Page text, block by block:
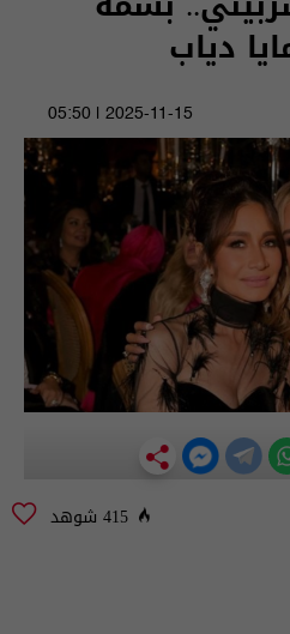
دياب
2025-11-15 | 05:50
415 شوهد